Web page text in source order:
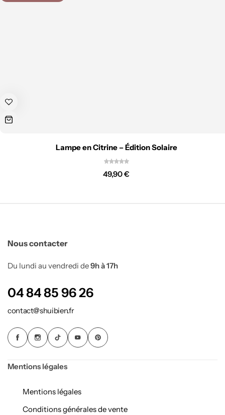
Lampe en Citrine – Édition Solaire
49,90€
Nous contacter
Du lundi au vendredi de9h à 17h
04 84 85 96 26
contact@shuibien.fr
Mentions légales
Mentions légales
Conditions générales de vente
Escalier Feng shui